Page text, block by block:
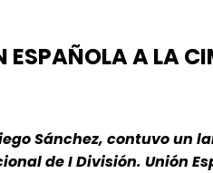
ESPAÑOLA A LA
Sánchez, contuvo un
de I División. Unión